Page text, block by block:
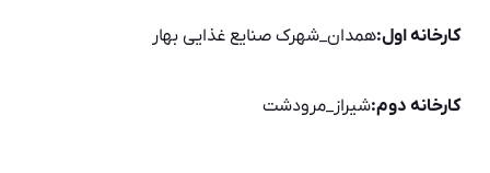
کارخانه اول:همدان_شهرک صنایع غذایی بهار
کارخانه دوم:شیراز_مرودشت